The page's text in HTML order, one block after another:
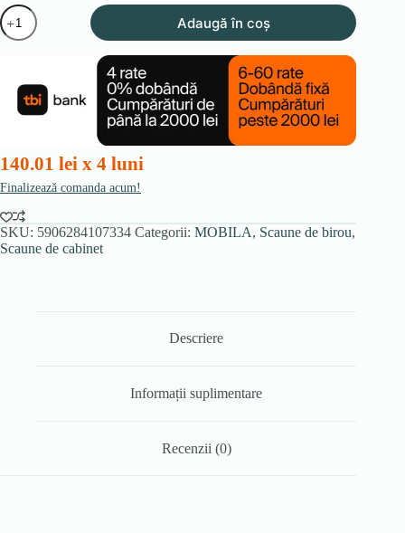
Cantitate
Scaun
rotativ
imitație
Adaugă în coș
140.01 lei x 4 luni
Finalizează comanda acum!
SKU: 5906284107334 Categorii: MOBILA, Scaune de birou,
Scaune de cabinet
Descriere
Informații suplimentare
Recenzii (0)